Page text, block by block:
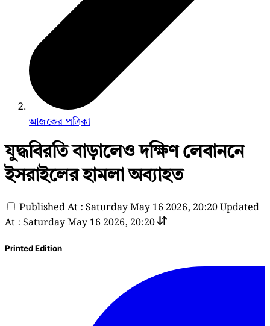
আজকের পত্রিকা
যুদ্ধবিরতি বাড়ালেও দক্ষিণ লেবাননে
ইসরাইলের হামলা অব্যাহত
Published At : Saturday May 16 2026, 20:20Updated
At : Saturday May 16 2026, 20:20
Printed Edition